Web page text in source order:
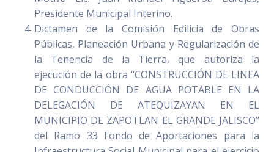
Presidente Municipal Interino.
Dictamen de la Comisión Edilicia de Obras
Públicas, Planeación Urbana y Regularización de
la Tenencia de la Tierra, que autoriza la
ejecución de la obra “CONSTRUCCIÓN DE LINEA
DE CONDUCCIÓN DE AGUA POTABLE EN LA
DELEGACIÓN DE ATEQUIZAYAN EN EL
MUNICIPIO DE ZAPOTLAN EL GRANDE JALISCO”
del Ramo 33 Fondo de Aportaciones para la